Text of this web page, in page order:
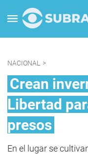
NACIONAL >
Crean
Libertad
presos
En el lugar se